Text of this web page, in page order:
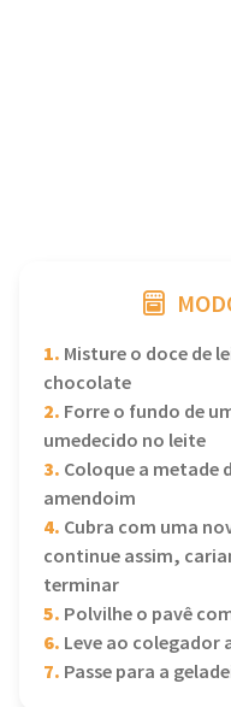
1. Misture o doce de
chocolate
2. Forre o fundo de
umedecido no leite
3. Coloque a metade
amendoim
4. Cubra com uma
continue assim,
terminar
5. Polvilhe o pavê
6. Leve ao colegador
7. Passe para a